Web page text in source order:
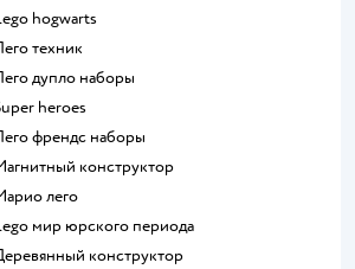
Lego hogwarts
Лего техник
Лего дупло наборы
Super heroes
Лего френдс наборы
Магнитный конструктор
Марио лего
Lego мир юрского периода
Деревянный конструктор